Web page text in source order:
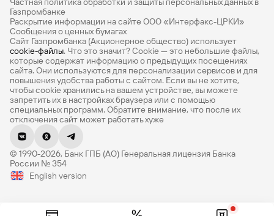
Банковские вклады на 3 месяца
Вклады с высоким процентом
Калькулятор вкладов
Виртуальные карты
Премиум
Private
РКО
ВЭД
Депозиты для бизнеса
Газпромбанке
Раскрытие информации на сайте ООО «Интерфакс-ЦРКИ»
Сообщения о ценных бумагах
Сайт Газпромбанка (Акционерное общество) использует
cookie-файлы. Что это значит? Сookie — это небольшие файлы,
которые содержат информацию о предыдущих посещениях
сайта. Они используются для персонализации сервисов и для
повышения удобства работы с сайтом. Если вы не хотите,
чтобы сookie хранились на вашем устройстве, вы можете
запретить их в настройках браузера или с помощью
специальных программ. Обратите внимание, что после их
отключения сайт может работать хуже
© 1990-2026, Банк ГПБ (АО) Генеральная лицензия Банка
России № 354
English version